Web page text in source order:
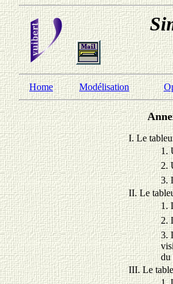
Home Modélisation
I. Le
1.
2.
3.
II. Le
1.
2.
3.
du
III. Le